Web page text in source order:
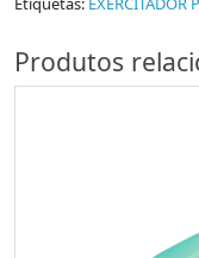
Produtos